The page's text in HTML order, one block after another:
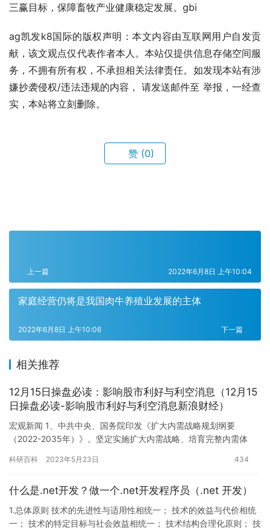
三赢目标，保障畜牧产业健康稳定发展。gbi
ag凯发k8国际的版权声明：本文内容由互联网用户自发贡
献，该文观点仅代表作者本人。本站仅提供信息存储空间服
务，不拥有所有权，不承担相关法律责任。如发现本站有涉
嫌抄袭侵权/违法违规的内容， 请发送邮件至 举报，一经查
实，本站将立刻删除。
赞 (0)
上一篇 2022年6月8日 上午10:04
家庭经营仍将是我国肉牛养殖业发展的主体
下一篇
2022年6月8日 上午10:06
相关推荐
12月15日操盘必读：影响股市利好与利空消息（12月15
日操盘必读-影响股市利好与利空消息新浪财经）
宏观新闻 1、中共中央、国务院印发《扩大内需战略规划纲要
（2022-2035年）》。坚定实施扩大内需战略、培育完整内需体
新…
科研百科 2023年5月23日 434
什么是.net开发？做一个.net开发程序员（.net 开发）
1.总体原则 技术的先进性与适用性相统一； 技术的效益与代价相统
一； 技术的特定目标与社会效益相统一； 技术结构合理化原则； 技